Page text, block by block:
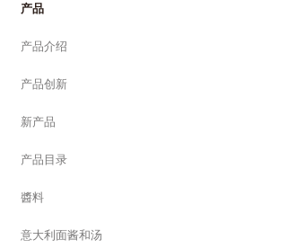
产品
产品介绍
产品创新
新产品
产品目录
醬料
意大利面酱和汤